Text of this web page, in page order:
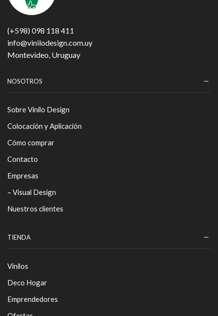
(+598) 098 118 411
info@vinilodesign.com.uy
Montevideo, Uruguay
NOSOTROS
Sobre Vinilo Design
Colocación y Aplicación
Cómo comprar
Contacto
Empresas
– Visual Design
Nuestros clientes
TIENDA
Vinilos
Deco Hogar
Emprendedores